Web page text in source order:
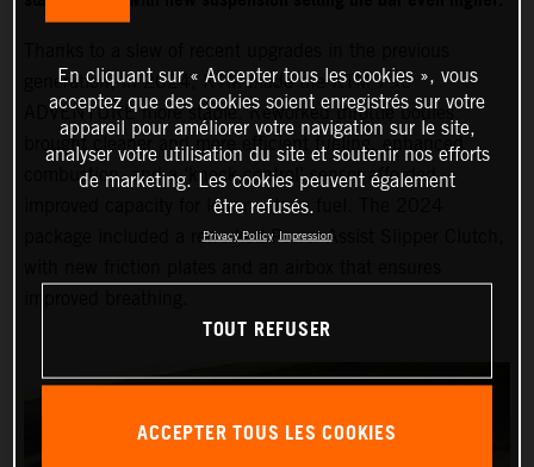
generation, in 2024, KTM made the KTM 790
ADVENTURE more stable. Reworked throttle bodies
brought cleaner and more efficient fueling, enhanced
combustion, and a ‘knock control’ sensor afforded
improved capacity for lower octane fuel. The 2024
package included a reworked Power Assist Slipper Clutch,
En cliquant sur « Accepter tous les cookies », vous
acceptez que des cookies soient enregistrés sur votre
appareil pour améliorer votre navigation sur le site,
analyser votre utilisation du site et soutenir nos efforts
de marketing. Les cookies peuvent également
être refusés.
Privacy Policy Impression
TOUT REFUSER
ACCEPTER TOUS LES COOKIES